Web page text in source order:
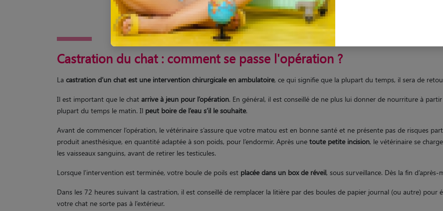
Castration du chat : comment se passe l'opération ?
La castration d’un chat est une intervention chirurgicale en ambulatoire, ce qui signifie que la plupart du temps, il sera de
Il est important que le chat arrive à jeun pour l’opération. En général, il est conseillé de ne plus lui donner de nourriture à
plupart du temps le matin. Il peut boire de l’eau s’il le souhaite.
Avant de commencer l’opération, le vétérinaire s’assure que votre matou est en bonne santé et ne présente pas de risques
produit anesthésique, en quantité adaptée à son poids, pour l’endormir. Après une toute petite incision, le vétérinaire se
les vaisseaux sanguins, avant de retirer les testicules.
Lorsque l’intervention est terminée, votre boule de poils est placée dans un box de réveil, sous surveillance. Dès la fin
Dans les 72 heures suivant la castration, il est conseillé de remplacer la litière par des boules de papier journal (ou autre) pour
votre chat ne sorte pas à l’extérieur.